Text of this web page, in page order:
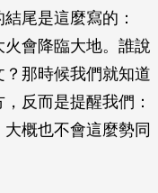
尾是這麼寫的：
火會降臨大地。誰說
那時候我們就知道
反而是提醒我們：
概也不會這麼勢同